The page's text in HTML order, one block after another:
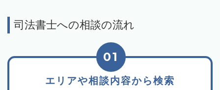
司法書士への相談の流れ
エリアや相談内容から検索
01